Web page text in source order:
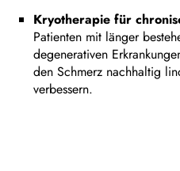
Kryotherapie für
Patienten mit länger
degenerativen
den Schmerz nachhaltig
verbessern.